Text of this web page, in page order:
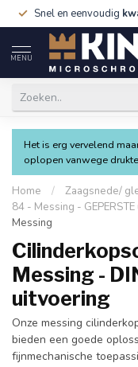
Snel en eenvoudig
MENU
Het is erg vervelend
oplopen vanwege
Home / Zaagsnede/
84 - Messing -
Messing
Messing -
uitvoering
Onze messing
bieden een goede
fijnmechanische